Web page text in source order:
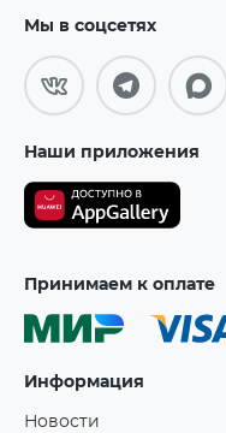
Мы в соцсетях
Наши приложения
Принимаем к оплате
Информация
Новости